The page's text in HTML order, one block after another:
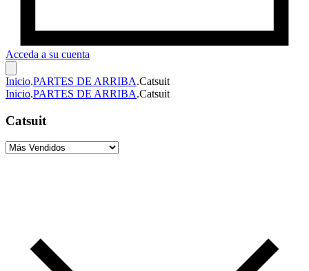
Acceda a su cuenta
Inicio.PARTES DE ARRIBA.Catsuit
Inicio.PARTES DE ARRIBA.Catsuit
Catsuit